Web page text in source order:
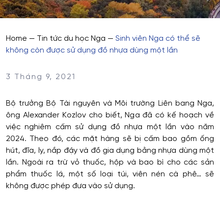
Home — Tin tức du học Nga — Sinh viên Nga có thể sẽ
không còn được sử dụng đồ nhựa dùng một lần
3 Tháng 9, 2021
Bộ trưởng Bộ Tài nguyên và Môi trường Liên bang Nga,
ông Alexander Kozlov cho biết, Nga đã có kế hoạch về
việc nghiêm cấm sử dụng đồ nhựa một lần vào năm
2024. Theo đó, các mặt hàng sẽ bị cấm bao gồm ống
hút, đĩa, ly, nắp đậy và đồ gia dụng bằng nhựa dùng một
lần. Ngoài ra trừ vỏ thuốc, hộp và bao bì cho các sản
phẩm thuốc lá, một số loại túi, viên nén cà phê… sẽ
không được phép đưa vào sử dụng.